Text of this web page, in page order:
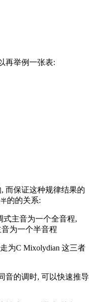
再举例一张表:
而保证这种规律结果的
的的关系:
式主音为一个全音程,
为一个半音程
为C Mixolydian 这三者
音的调时, 可以快速推导